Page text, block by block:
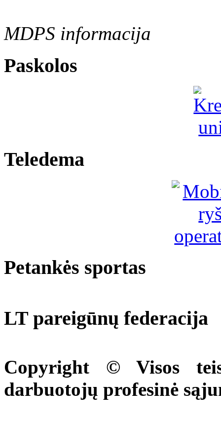
MDPS informacija
Paskolos
Teledema
Petankės sportas
LT pareigūnų federacija
Copyright © Visos
darbuotojų profesinė